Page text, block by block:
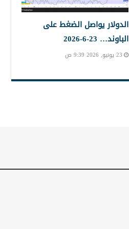
الدولار يواصل الضغط على
الباوند… 23-6-2026
23 يونيو, 2026 9:39 ص